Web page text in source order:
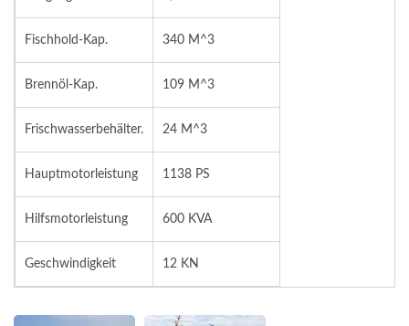
Fischhold-Kap. 340 M^3
Brennöl-Kap. 109 M^3
Frischwasserbehälter. 24 M^3
Hauptmotorleistung 1138 PS
Hilfsmotorleistung 600 KVA
Geschwindigkeit 12 KN